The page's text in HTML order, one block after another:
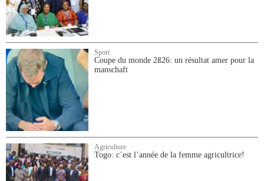
Sport
Coupe du monde 2ß26: un résultat amer pour la
manschaft
Agriculture
Togo: c´est l’année de la femme agricultrice!